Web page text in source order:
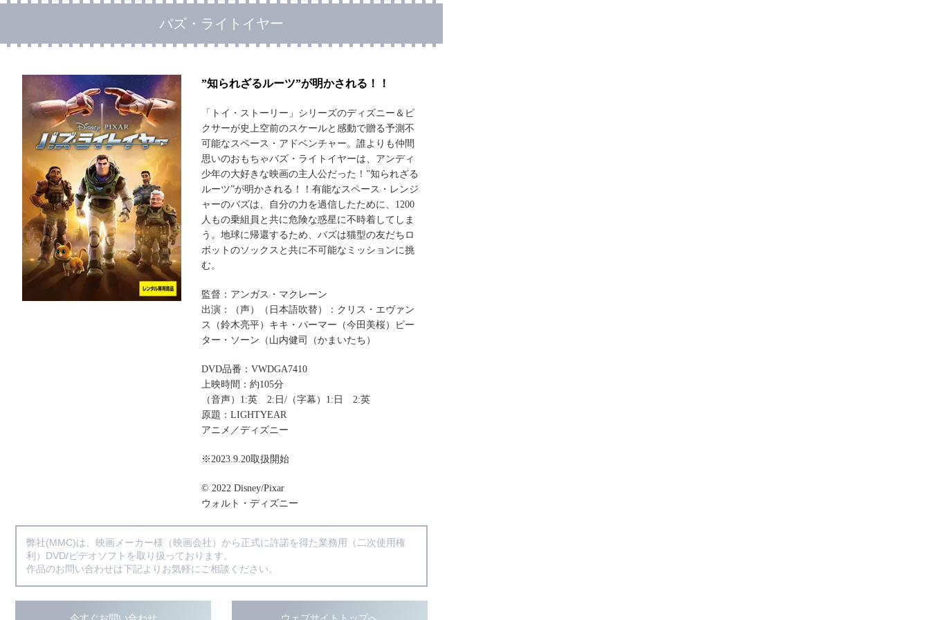
バズ・ライトイヤー
”知られざるルーツ”が明かされる！！
「トイ・ストーリー」シリーズのディズニー＆ピ
クサーが史上空前のスケールと感動で贈る予測不
可能なスペース・アドベンチャー。誰よりも仲間
思いのおもちゃバズ・ライトイヤーは、アンディ
少年の大好きな映画の主人公だった！”知られざる
ルーツ”が明かされる！！有能なスペース・レンジ
ャーのバズは、自分の力を過信したために、1200
人もの乗組員と共に危険な惑星に不時着してしま
う。地球に帰還するため、バズは猫型の友だちロ
ボットのソックスと共に不可能なミッションに挑
む。
監督：アンガス・マクレーン
出演：（声）（日本語吹替）：クリス・エヴァン
ス（鈴木亮平）キキ・パーマー（今田美桜）ピー
ター・ソーン（山内健司（かまいたち）
DVD品番：VWDGA7410
上映時間：約105分
（音声）1:英 2:日/（字幕）1:日 2:英
原題：LIGHTYEAR
アニメ／ディズニー
※2023.9.20取扱開始
© 2022 Disney/Pixar
ウォルト・ディズニー
弊社(MMC)は、映画メーカー様（映画会社）から正式に許諾を得た業務用（二次使用権
利）DVD/ビデオソフトを取り扱っております。
作品のお問い合わせは下記よりお気軽にご相談ください。